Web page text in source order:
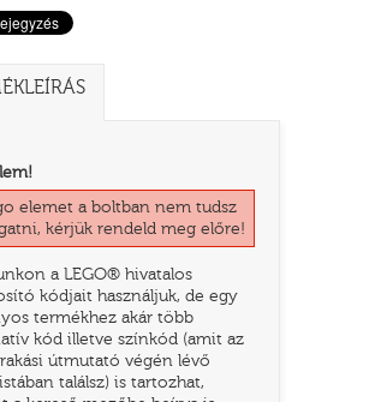
elemet a boltban nem tudsz
kérjük rendeld meg előre!
a LEGO® hivatalos
kódjait használjuk, de egy
termékhez akár több
kód illetve színkód (amit az
útmutató végén lévő
találsz) is tartozhat,